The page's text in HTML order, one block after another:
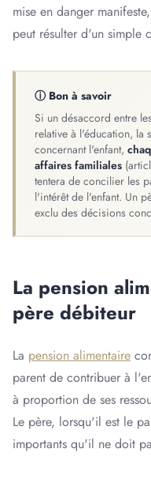
mise en danger
peut résulter d'un simple
ⓘ Bon à savoir
Si un désaccord entre
relative à l'éducation, la
concernant l'enfant,
affaires familiales
tentera de concilier les
l'intérêt de l'enfant. Un
exclu des décisions
La pension
père débiteur
La pension alimentaire
parent de contribuer à
à proportion de ses
Le père, lorsqu'il est le
importants qu'il ne doit